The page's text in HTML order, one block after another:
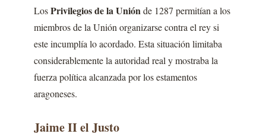
LosPrivilegios de la Uniónde 1287 permitían a los
miembros de la Unión organizarse contra el rey si
este incumplía lo acordado. Esta situación limitaba
considerablemente la autoridad real y mostraba la
fuerza política alcanzada por los estamentos
aragoneses.
Jaime II el Justo